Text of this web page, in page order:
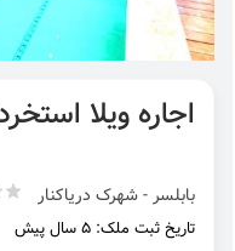
اجاره ویلا
بابلسر - شهرک دریاکنار
تاریخ ثبت ملک: 5 سال پیش